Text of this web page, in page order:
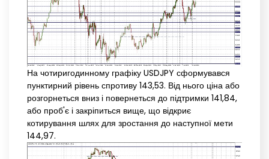
На чотиригодинному графіку USDJPY сформувався
пунктирний рівень спротиву 143,53. Від нього ціна або
розгорнеться вниз і повернеться до підтримки 141,84,
або проб'є і закріпиться вище, що відкриє
котирування шлях для зростання до наступної мети
144,97.